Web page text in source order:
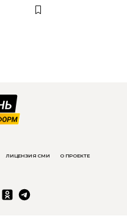
ЛИЦЕНЗИЯ СМИ О ПРОЕКТЕ